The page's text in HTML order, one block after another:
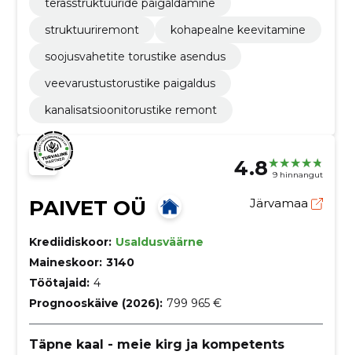
terasstruktuuride paigaldamine
struktuuriremont
kohapealne keevitamine
soojusvahetite torustike asendus
veevarustustorustike paigaldus
kanalisatsioonitorustike remont
4.8 9 hinnangut
PAIVET OÜ Järvamaa
Krediidiskoor: Usaldusväärne
Maineskoor: 3140
Töötajaid: 4
Prognooskäive (2026): 799 965 €
Täpne kaal - meie kirg ja kompetents